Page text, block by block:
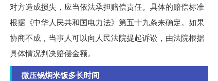
对方造成损失，应当依法承担赔偿责任。具体的赔偿标准
根据《中华人民共和国电力法》第五十九条来确定。如果
协商不成，当事人可以向人民法院提起诉讼，由法院根据
具体情况判决赔偿金额。
微压锅焖米饭多长时间